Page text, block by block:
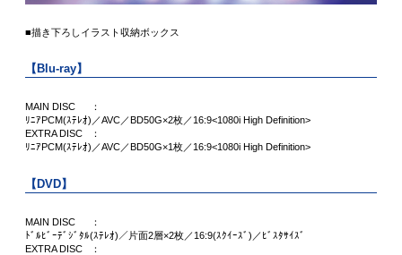
■描き下ろしイラスト収納ボックス
【Blu-ray】
MAIN DISC
：
ﾘﾆｱPCM(ｽﾃﾚｵ)／AVC／BD50G×2枚／16:9<1080i High Definition>
EXTRA DISC
：
ﾘﾆｱPCM(ｽﾃﾚｵ)／AVC／BD50G×1枚／16:9<1080i High Definition>
【DVD】
MAIN DISC
：
ﾄﾞﾙﾋﾞｰﾃﾞｼﾞﾀﾙ(ｽﾃﾚｵ)／片面2層×2枚／16:9(ｽｸｲｰｽﾞ)／ﾋﾞｽﾀｻｲｽﾞ
EXTRA DISC
：